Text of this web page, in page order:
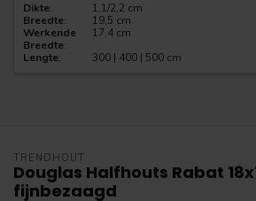
Dikte:
1,1/2,2 cm
Breedte:
19,5 cm
Werkende
Breedte:
17.4 cm
Lengte: 300 | 400 | 500 cm
TRENDHOUT
Douglas Halfhouts Rabat
fijnbezaagd